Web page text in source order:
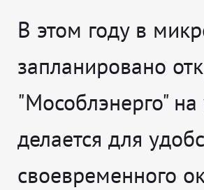
В этом году в
запланировано
"Мособлэнерго"
делается для
своевременного